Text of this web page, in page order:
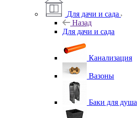
Для дачи и сада
Назад
Для дачи и сада
Канализация
Вазоны
Баки для душа